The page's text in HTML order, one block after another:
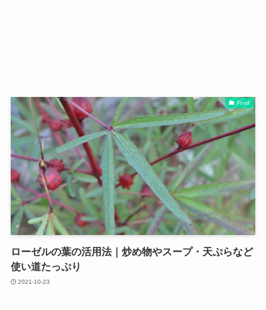
Food
ローゼルの葉の活用法｜炒め物やスープ・天ぷらなど
使い道たっぷり
2021-10-23